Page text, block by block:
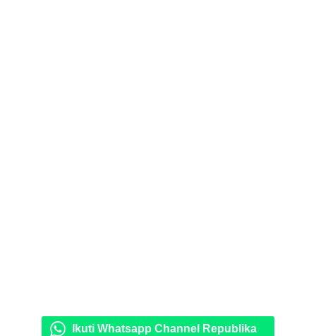
Ikuti Whatsapp Channel Republika